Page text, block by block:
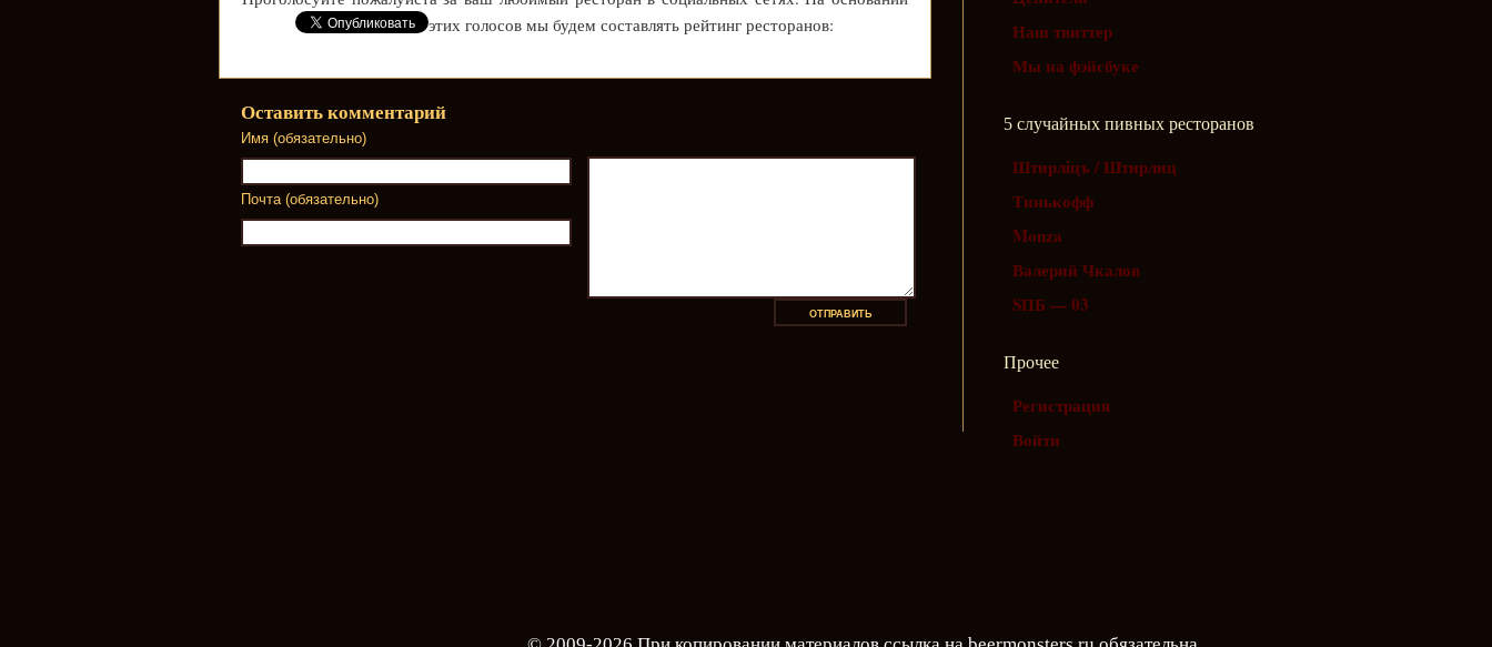
этих голосов мы будем составлять рейтинг ресторанов:
Оставить комментарий
Имя (обязательно)
Почта (обязательно)
Наш твиттер
Мы на фэйсбуке
5 случайных пивных ресторанов
Штирлiцъ / Штирлиц
Тинькофф
Monza
Валерий Чкалов
SПБ — 03
Прочее
Регистрация
Войти